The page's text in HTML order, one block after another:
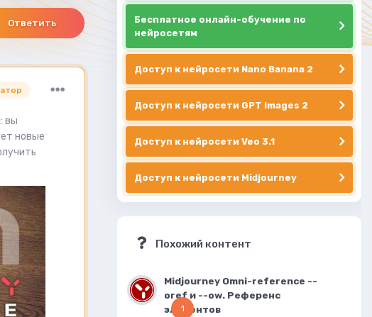
Ответить
вы
новые
Бесплатное онлайн-обучение по
нейросетям
Доступ к нейросети Nano Banana 2
Доступ к нейросети GPT Images 2
Доступ к нейросети Veo 3.1
Доступ к нейросети Midjourney
Похожий контент
1
Midjourney Omni-reference --
oref и --ow. Референс
элементов